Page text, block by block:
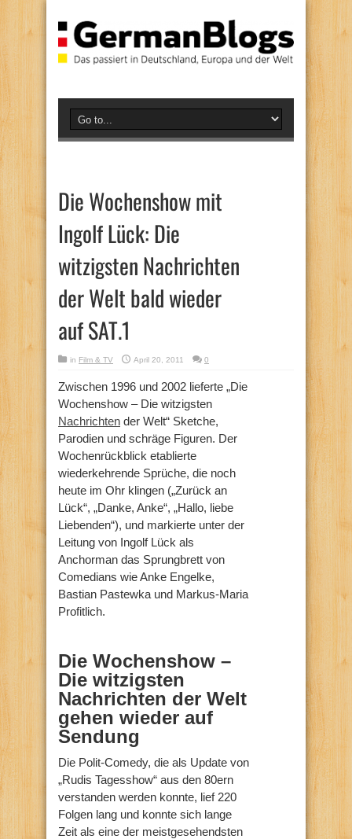
Die Wochenshow mit
Ingolf Lück: Die
witzigsten Nachrichten
der Welt bald wieder
auf SAT.1
in Film & TV April 20, 2011 0
Zwischen 1996 und 2002 lieferte „Die
Wochenshow – Die witzigsten
Nachrichten der Welt“ Sketche,
Parodien und schräge Figuren. Der
Wochenrückblick etablierte
wiederkehrende Sprüche, die noch
heute im Ohr klingen („Zurück an
Lück“, „Danke, Anke“, „Hallo, liebe
Liebenden“), und markierte unter der
Leitung von Ingolf Lück als
Anchorman das Sprungbrett von
Comedians wie Anke Engelke,
Bastian Pastewka und Markus-Maria
Profitlich.
Die Wochenshow –
Die witzigsten
Nachrichten der Welt
gehen wieder auf
Sendung
Die Polit-Comedy, die als Update von
„Rudis Tagesshow“ aus den 80ern
verstanden werden konnte, lief 220
Folgen lang und konnte sich lange
Zeit als eine der meistgesehendsten